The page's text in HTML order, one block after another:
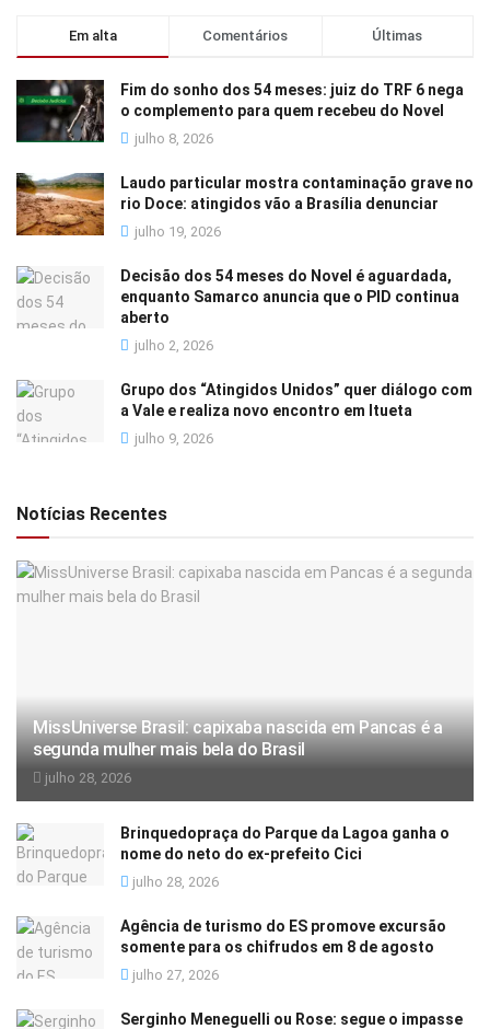
Em alta Comentários Últimas
Fim do sonho dos 54 meses: juiz do TRF 6 nega
o complemento para quem recebeu do Novel
julho 8, 2026
Laudo particular mostra contaminação grave no
rio Doce: atingidos vão a Brasília denunciar
julho 19, 2026
Decisão dos 54 meses do Novel é aguardada,
enquanto Samarco anuncia que o PID continua
aberto
julho 2, 2026
Grupo dos “Atingidos Unidos” quer diálogo com
a Vale e realiza novo encontro em Itueta
julho 9, 2026
Notícias Recentes
MissUniverse Brasil: capixaba nascida em Pancas é a
segunda mulher mais bela do Brasil
julho 28, 2026
Brinquedopraça do Parque da Lagoa ganha o
nome do neto do ex-prefeito Cici
julho 28, 2026
Agência de turismo do ES promove excursão
somente para os chifrudos em 8 de agosto
julho 27, 2026
Serginho Meneguelli ou Rose: segue o impasse